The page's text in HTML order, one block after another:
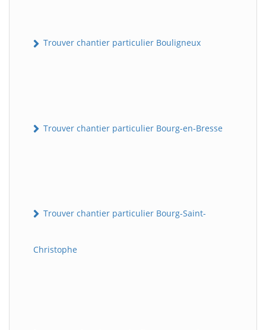
Trouver chantier particulier Bouligneux
Trouver chantier particulier Bourg-en-Bresse
Trouver chantier particulier Bourg-Saint-
Christophe